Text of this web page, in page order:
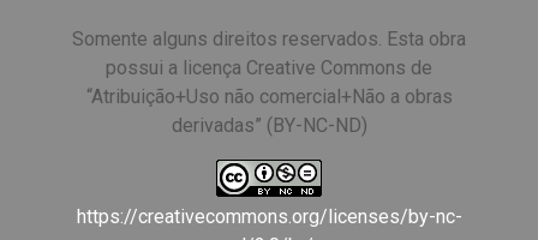
Somente alguns direitos reservados. Esta obra
possui a licença Creative Commons de
“Atribuição+Uso não comercial+Não a obras
derivadas” (BY-NC-ND)
https://creativecommons.org/licenses/by-nc-